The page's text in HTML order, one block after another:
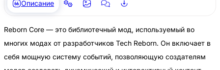
Описание
Reborn Core — это библиотечный мод, используемый во
многих модах от разработчиков Tech Reborn. Он включает в
себя мощную систему событий, позволяющую создателям